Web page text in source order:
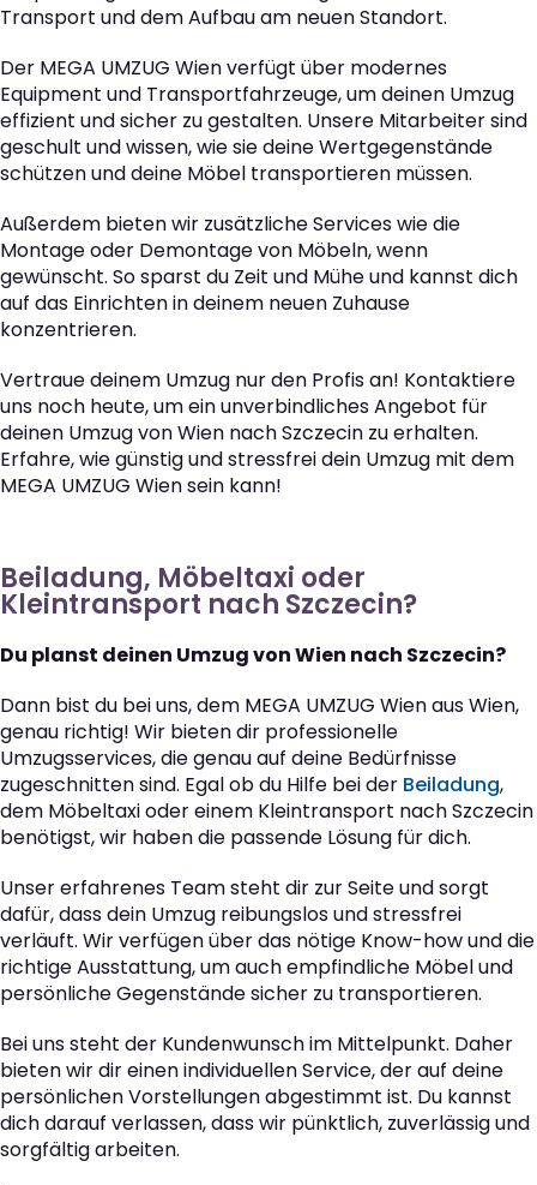
Transport und dem Aufbau am neuen Standort.
Der MEGA UMZUG Wien verfügt über modernes
Equipment und Transportfahrzeuge, um deinen Umzug
effizient und sicher zu gestalten. Unsere Mitarbeiter sind
geschult und wissen, wie sie deine Wertgegenstände
schützen und deine Möbel transportieren müssen.
Außerdem bieten wir zusätzliche Services wie die
Montage oder Demontage von Möbeln, wenn
gewünscht. So sparst du Zeit und Mühe und kannst dich
auf das Einrichten in deinem neuen Zuhause
konzentrieren.
Vertraue deinem Umzug nur den Profis an! Kontaktiere
uns noch heute, um ein unverbindliches Angebot für
deinen Umzug von Wien nach Szczecin zu erhalten.
Erfahre, wie günstig und stressfrei dein Umzug mit dem
MEGA UMZUG Wien sein kann!
Beiladung, Möbeltaxi oder
Kleintransport nach Szczecin?
Du planst deinen Umzug von Wien nach Szczecin?
Dann bist du bei uns, dem MEGA UMZUG Wien aus Wien,
genau richtig! Wir bieten dir professionelle
Umzugsservices, die genau auf deine Bedürfnisse
zugeschnitten sind. Egal ob du Hilfe bei der Beiladung,
dem Möbeltaxi oder einem Kleintransport nach Szczecin
benötigst, wir haben die passende Lösung für dich.
Unser erfahrenes Team steht dir zur Seite und sorgt
dafür, dass dein Umzug reibungslos und stressfrei
verläuft. Wir verfügen über das nötige Know-how und die
richtige Ausstattung, um auch empfindliche Möbel und
persönliche Gegenstände sicher zu transportieren.
Bei uns steht der Kundenwunsch im Mittelpunkt. Daher
bieten wir dir einen individuellen Service, der auf deine
persönlichen Vorstellungen abgestimmt ist. Du kannst
dich darauf verlassen, dass wir pünktlich, zuverlässig und
sorgfältig arbeiten.